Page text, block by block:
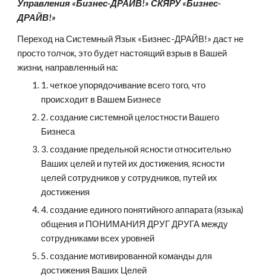
Управления «Бизнес-ДРАЙВ!» СКЯРУ «Бизнес-
ДРАЙВ!»
Переход на Системный Язык «Бизнес-ДРАЙВ!» даст не
просто толчок, это будет настоящий взрыв в Вашей
жизни, направленный на:
1. четкое упорядочивание всего того, что
происходит в Вашем Бизнесе
2. создание системной целостности Вашего
Бизнеса
3. создание предельной ясности относительно
Ваших целей и путей их достижения, ясности
целей сотрудников у сотрудников, путей их
достижения
4. создание единого понятийного аппарата (языка)
общения и ПОНИМАНИЯ ДРУГ ДРУГА между
сотрудниками всех уровней
5. создание мотивированной команды для
достижения Ваших Целей